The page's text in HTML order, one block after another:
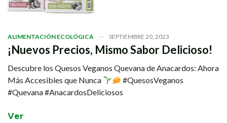
ALIMENTACIÓN ECOLÓGICA SEPTIEMBRE 20, 2023
¡Nuevos Precios, Mismo Sabor Delicioso!
Descubre los Quesos Veganos Quevana de Anacardos: Ahora
Más Accesibles que Nunca
#QuesosVeganos
#Quevana #AnacardosDeliciosos
Ver